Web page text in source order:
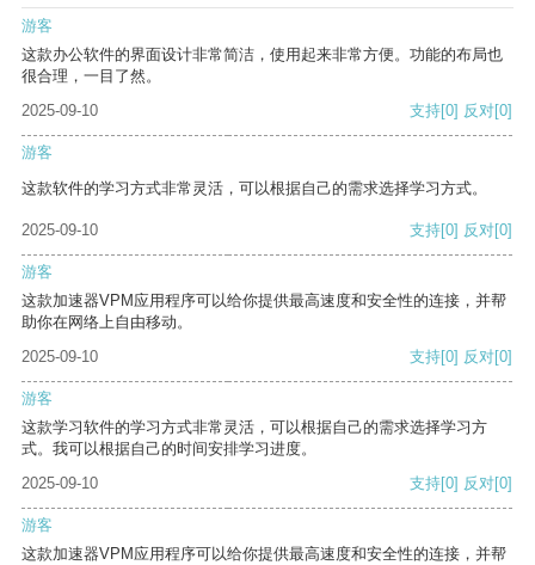
游客
这款办公软件的界面设计非常简洁，使用起来非常方便。功能的布局也
很合理，一目了然。
2025-09-10
支持[0] 反对[0]
游客
这款软件的学习方式非常灵活，可以根据自己的需求选择学习方式。
2025-09-10 支持[0] 反对[0]
游客
这款加速器VPM应用程序可以给你提供最高速度和安全性的连接，并帮
助你在网络上自由移动。
2025-09-10
支持[0] 反对[0]
游客
这款学习软件的学习方式非常灵活，可以根据自己的需求选择学习方
式。我可以根据自己的时间安排学习进度。
2025-09-10
支持[0] 反对[0]
游客
这款加速器VPM应用程序可以给你提供最高速度和安全性的连接，并帮